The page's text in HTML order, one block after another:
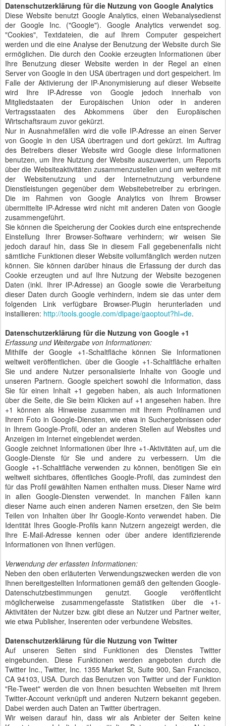
Datenschutzerklärung für die Nutzung von Google Analytics
Diese Website benutzt Google Analytics, einen Webanalysedienst
der Google Inc. ("Google"). Google Analytics verwendet sog.
"Cookies", Textdateien, die auf Ihrem Computer gespeichert
werden und die eine Analyse der Benutzung der Website durch Sie
ermöglichen. Die durch den Cookie erzeugten Informationen über
Ihre Benutzung dieser Website werden in der Regel an einen
Server von Google in den USA übertragen und dort gespeichert. Im
Falle der Aktivierung der IP-Anonymisierung auf dieser Webseite
wird Ihre IP-Adresse von Google jedoch innerhalb von
Mitgliedstaaten der Europäischen Union oder in anderen
Vertragsstaaten des Abkommens über den Europäischen
Wirtschaftsraum zuvor gekürzt.
Nur in Ausnahmefällen wird die volle IP-Adresse an einen Server
von Google in den USA übertragen und dort gekürzt. Im Auftrag
des Betreibers dieser Website wird Google diese Informationen
benutzen, um Ihre Nutzung der Website auszuwerten, um Reports
über die Websiteaktivitäten zusammenzustellen und um weitere mit
der Websitenutzung und der Internetnutzung verbundene
Dienstleistungen gegenüber dem Websitebetreiber zu erbringen.
Die im Rahmen von Google Analytics von Ihrem Browser
übermittelte IP-Adresse wird nicht mit anderen Daten von Google
zusammengeführt.
Sie können die Speicherung der Cookies durch eine entsprechende
Einstellung Ihrer Browser-Software verhindern; wir weisen Sie
jedoch darauf hin, dass Sie in diesem Fall gegebenenfalls nicht
sämtliche Funktionen dieser Website vollumfänglich werden nutzen
können. Sie können darüber hinaus die Erfassung der durch das
Cookie erzeugten und auf Ihre Nutzung der Website bezogenen
Daten (inkl. Ihrer IP-Adresse) an Google sowie die Verarbeitung
dieser Daten durch Google verhindern, indem sie das unter dem
folgenden Link verfügbare Browser-Plugin herunterladen und
installieren: http://tools.google.com/dlpage/gaoptout?hl=de.
Datenschutzerklärung für die Nutzung von Google +1
Erfassung und Weitergabe von Informationen:
Mithilfe der Google +1-Schaltfläche können Sie Informationen
weltweit veröffentlichen. über die Google +1-Schaltfläche erhalten
Sie und andere Nutzer personalisierte Inhalte von Google und
unseren Partnern. Google speichert sowohl die Information, dass
Sie für einen Inhalt +1 gegeben haben, als auch Informationen
über die Seite, die Sie beim Klicken auf +1 angesehen haben. Ihre
+1 können als Hinweise zusammen mit Ihrem Profilnamen und
Ihrem Foto in Google-Diensten, wie etwa in Suchergebnissen oder
in Ihrem Google-Profil, oder an anderen Stellen auf Websites und
Anzeigen im Internet eingeblendet werden.
Google zeichnet Informationen über Ihre +1-Aktivitäten auf, um die
Google-Dienste für Sie und andere zu verbessern. Um die
Google +1-Schaltfläche verwenden zu können, benötigen Sie ein
weltweit sichtbares, öffentliches Google-Profil, das zumindest den
für das Profil gewählten Namen enthalten muss. Dieser Name wird
in allen Google-Diensten verwendet. In manchen Fällen kann
dieser Name auch einen anderen Namen ersetzen, den Sie beim
Teilen von Inhalten über Ihr Google-Konto verwendet haben. Die
Identität Ihres Google-Profils kann Nutzern angezeigt werden, die
Ihre E-Mail-Adresse kennen oder über andere identifizierende
Informationen von Ihnen verfügen.
Verwendung der erfassten Informationen:
Neben den oben erläuterten Verwendungszwecken werden die von
Ihnen bereitgestellten Informationen gemäß den geltenden Google-
Datenschutzbestimmungen genutzt. Google veröffentlicht
möglicherweise zusammengefasste Statistiken über die +1-
Aktivitäten der Nutzer bzw. gibt diese an Nutzer und Partner weiter,
wie etwa Publisher, Inserenten oder verbundene Websites.
Datenschutzerklärung für die Nutzung von Twitter
Auf unseren Seiten sind Funktionen des Dienstes Twitter
eingebunden. Diese Funktionen werden angeboten durch die
Twitter Inc., Twitter, Inc. 1355 Market St, Suite 900, San Francisco,
CA 94103, USA. Durch das Benutzen von Twitter und der Funktion
"Re-Tweet" werden die von Ihnen besuchten Webseiten mit Ihrem
Twitter-Account verknüpft und anderen Nutzern bekannt gegeben.
Dabei werden auch Daten an Twitter übertragen.
Wir weisen darauf hin, dass wir als Anbieter der Seiten keine